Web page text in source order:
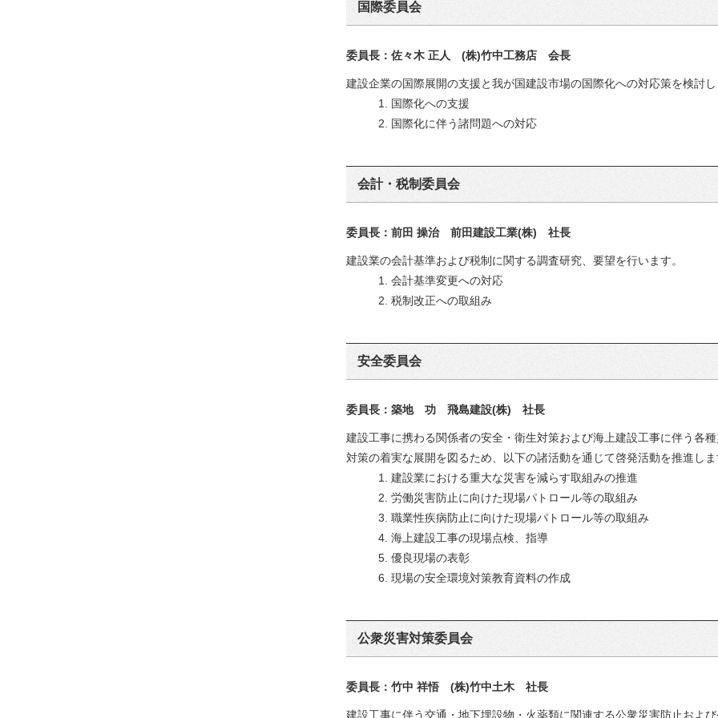
国際委員会
委員長：佐々木 正人 (株)竹中工務店 会長
建設企業の国際展開の支援と我が国建設市場の国際化への対応策を検討
1. 国際化への支援
2. 国際化に伴う諸問題への対応
会計・税制委員会
委員長：前田 操治 前田建設工業(株) 社長
建設業の会計基準および税制に関する調査研究、要望を行います。
1. 会計基準変更への対応
2. 税制改正への取組み
安全委員会
委員長：築地 功 飛島建設(株) 社長
建設工事に携わる関係者の安全・衛生対策および海上建設工事に伴う各
対策の着実な展開を図るため、以下の諸活動を通じて啓発活動を推進し
1. 建設業における重大な災害を減らす取組みの推進
2. 労働災害防止に向けた現場パトロール等の取組み
3. 職業性疾病防止に向けた現場パトロール等の取組み
4. 海上建設工事の現場点検、指導
5. 優良現場の表彰
6. 現場の安全環境対策教育資料の作成
公衆災害対策委員会
委員長：竹中 祥悟 (株)竹中土木 社長
建設工事に伴う交通・地下埋設物・火薬類に関連する公衆災害防止およ